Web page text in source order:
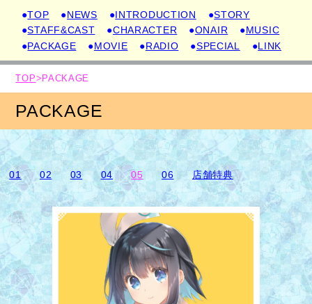
●TOP ●NEWS ●INTRODUCTION ●STORY
●STAFF&CAST ●CHARACTER ●ONAIR ●MUSIC
●PACKAGE ●MOVIE ●RADIO ●SPECIAL ●LINK
TOP> PACKAGE
PACKAGE
01 02 03 04 05 06 店舗特典